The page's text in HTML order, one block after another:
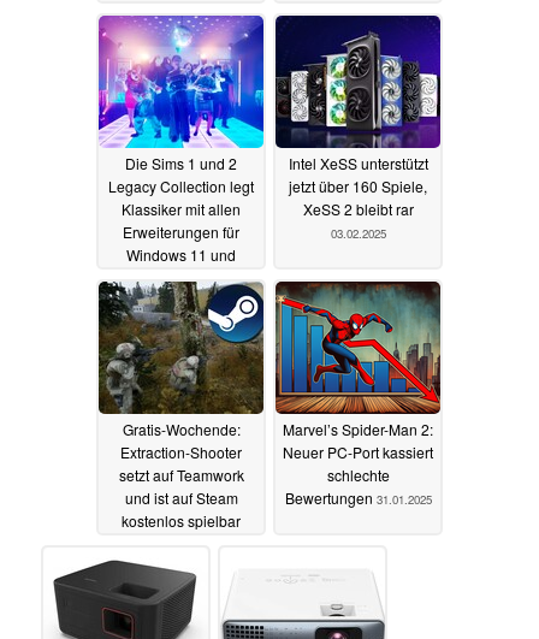
Die Sims 1 und 2
Legacy Collection legt
Klassiker mit allen
Erweiterungen für
Windows 11 und
Steam Deck neu auf
03.02.2025
Intel XeSS unterstützt
jetzt über 160 Spiele,
XeSS 2 bleibt rar
03.02.2025
Gratis-Wochende:
Extraction-Shooter
setzt auf Teamwork
und ist auf Steam
kostenlos spielbar
Marvel’s Spider-Man 2:
Neuer PC-Port kassiert
schlechte
Bewertungen 31.01.2025